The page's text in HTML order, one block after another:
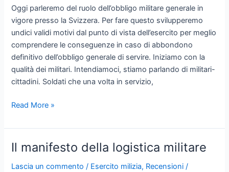
Oggi parleremo del ruolo dell’obbligo militare generale in
vigore presso la Svizzera. Per fare questo svilupperemo
undici validi motivi dal punto di vista dell’esercito per meglio
comprendere le conseguenze in caso di abbondono
definitivo dell’obbligo generale di servire. Iniziamo con la
qualità dei militari. Intendiamoci, stiamo parlando di militari-
cittadini. Soldati che una volta in servizio,
Obbligo
e
milizia
Read More »
Il manifesto della logistica militare
Lascia un commento / Esercito milizia, Recensioni /